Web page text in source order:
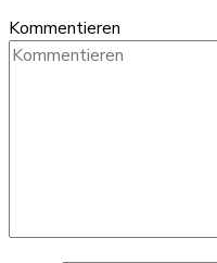
Kommentieren